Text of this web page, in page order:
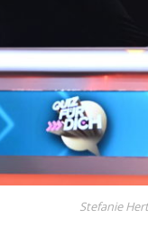
Stefanie